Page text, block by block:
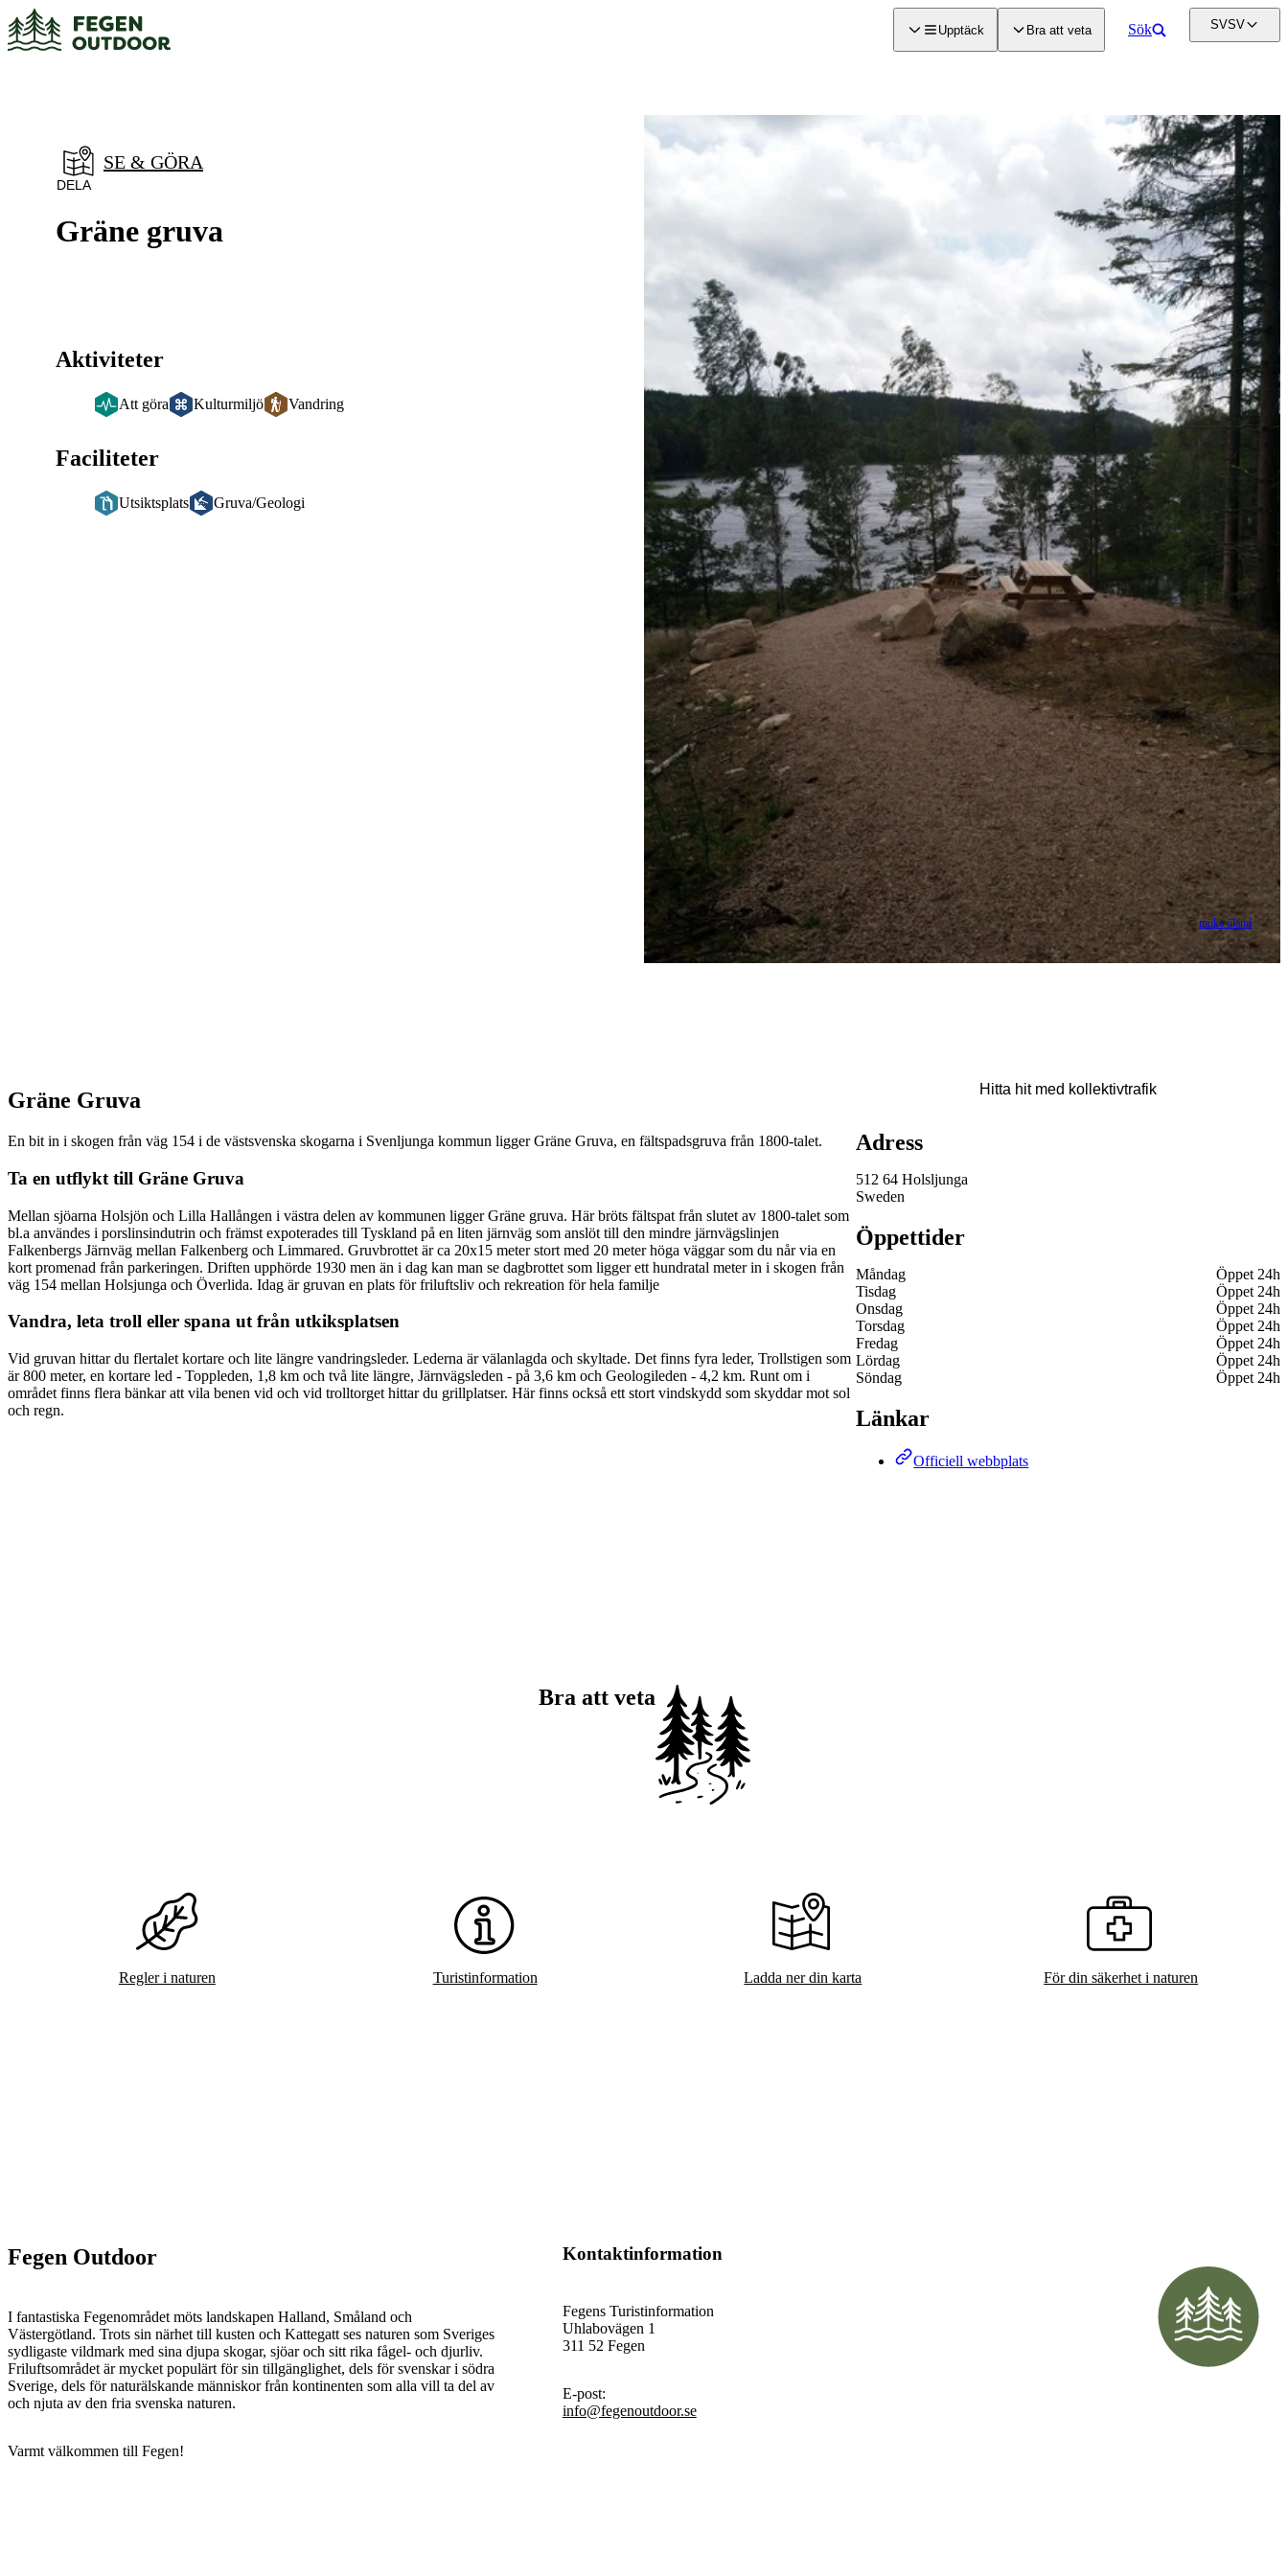
Upptäck Bra att veta Sök SVSV
Gräne gruva
SE & GÖRA
DELA
Aktiviteter
Att göra Kulturmiljö Vandring
Faciliteter
Utsiktsplats Gruva/Geologi
Bildspel
med
bilder
© miika öland
Gräne Gruva
En bit in i skogen från väg 154 i de västsvenska skogarna i Svenljunga kommun ligger Gräne Gruva, en fältspadsgruva från 1800-talet.
Ta en utflykt till Gräne Gruva
Mellan sjöarna Holsjön och Lilla Hallången i västra delen av kommunen ligger Gräne gruva. Här bröts fältspat från slutet av 1800-talet som
bl.a användes i porslinsindutrin och främst expoterades till Tyskland på en liten järnväg som anslöt till den mindre järnvägslinjen
Falkenbergs Järnväg mellan Falkenberg och Limmared. Gruvbrottet är ca 20x15 meter stort med 20 meter höga väggar som du når via en
kort promenad från parkeringen. Driften upphörde 1930 men än i dag kan man se dagbrottet som ligger ett hundratal meter in i skogen från
väg 154 mellan Holsjunga och Överlida. Idag är gruvan en plats för friluftsliv och rekreation för hela familje
Vandra, leta troll eller spana ut från utkiksplatsen
Vid gruvan hittar du flertalet kortare och lite längre vandringsleder. Lederna är välanlagda och skyltade. Det finns fyra leder, Trollstigen som
är 800 meter, en kortare led - Toppleden, 1,8 km och två lite längre, Järnvägsleden - på 3,6 km och Geologileden - 4,2 km. Runt om i
området finns flera bänkar att vila benen vid och vid trolltorget hittar du grillplatser. Här finns också ett stort vindskydd som skyddar mot sol
och regn.
Hitta hit med kollektivtrafik
Adress
512 64 Holsljunga
Sweden
Öppettider
Måndag
Öppet 24h
Tisdag
Öppet 24h
Onsdag
Öppet 24h
Torsdag
Öppet 24h
Fredag
Öppet 24h
Lördag
Öppet 24h
Söndag
Öppet 24h
Länkar
Officiell webbplats
Bra att veta
Regler i naturen Turistinformation Ladda ner din karta För din säkerhet i naturen
Fegen Outdoor
I fantastiska Fegenområdet möts landskapen Halland, Småland och
Västergötland. Trots sin närhet till kusten och Kattegatt ses naturen som Sveriges
sydligaste vildmark med sina djupa skogar, sjöar och sitt rika fågel- och djurliv.
Friluftsområdet är mycket populärt för sin tillgänglighet, dels för svenskar i södra
Sverige, dels för naturälskande människor från kontinenten som alla vill ta del av
och njuta av den fria svenska naturen.
Varmt välkommen till Fegen!
Kontaktinformation
Fegens Turistinformation
Uhlabovägen 1
311 52 Fegen
E-post:
info@fegenoutdoor.se